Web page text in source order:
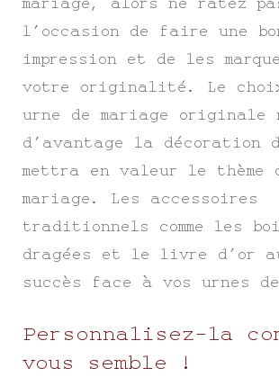
l’occasion de faire une
impression et de les
votre originalité. Le choix
urne de mariage originale
d’avantage la décoration
mettra en valeur le thème
mariage. Les accessoires
traditionnels comme les
dragées et le livre d’or
succès face à vos urnes
Personnalisez-la
vous semble !